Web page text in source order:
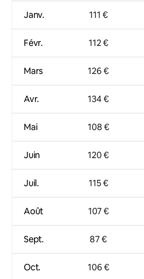
Janv.
Févr.
Mars
Avr.
Mai
Juin
Juil.
Août
Sept.
Oct.
111 €
112 €
126 €
134 €
108 €
120 €
115 €
107 €
87 €
106 €